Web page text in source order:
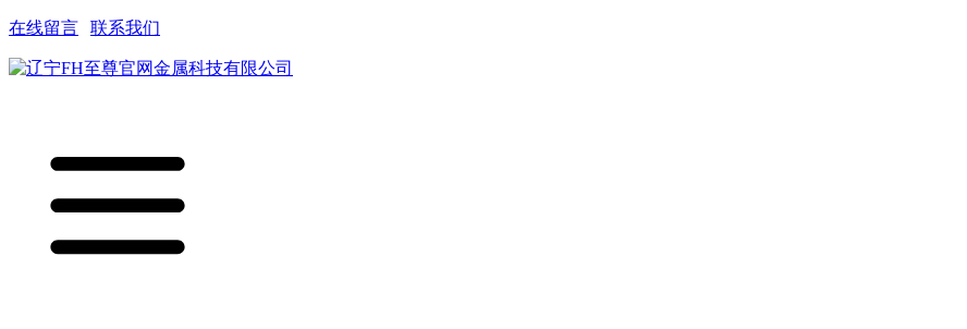
在线留言 联系我们